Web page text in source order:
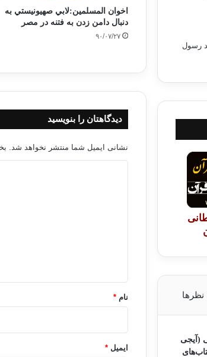
اخوان المسلمين:لابي صهيونيستي به
دنبال دامن زدن به فتنه در مصر
۹۰/۰۷/۲۷
دیدگاهتان را بنویسید
نشانی ایمیل شما منتشر نخواهد شد.
نام *
ایمیل *
رسول
نظرها
(آیجی